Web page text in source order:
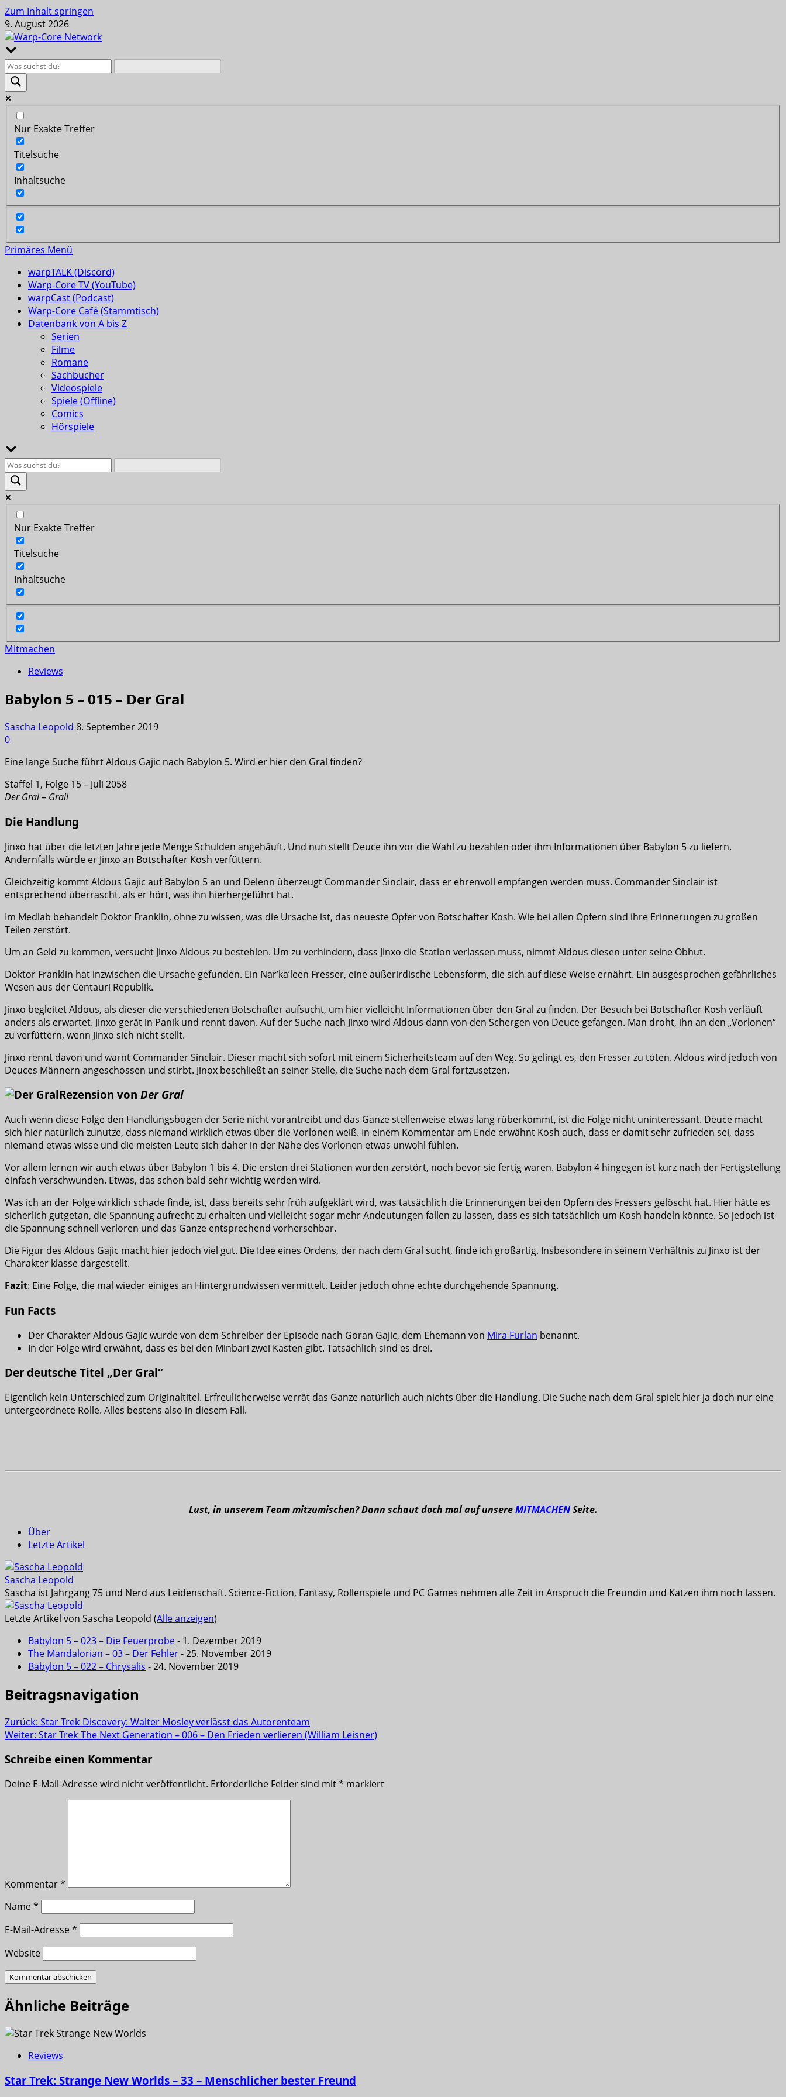
Zum Inhalt springen
9. August 2026
Nur Exakte Treffer
Titelsuche
Inhaltsuche
Primäres Menü
warpTALK (Discord)
Warp-Core TV (YouTube)
warpCast (Podcast)
Warp-Core Café (Stammtisch)
Datenbank von A bis Z
Serien
Filme
Romane
Sachbücher
Videospiele
Spiele (Offline)
Comics
Hörspiele
Nur Exakte Treffer
Titelsuche
Inhaltsuche
Mitmachen
Reviews
Babylon 5 – 015 – Der Gral
Sascha Leopold 8. September 2019
0
Eine lange Suche führt Aldous Gajic nach Babylon 5. Wird er hier den Gral finden?
Staffel 1, Folge 15 – Juli 2058
Der Gral – Grail
Die Handlung
Jinxo hat über die letzten Jahre jede Menge Schulden angehäuft. Und nun stellt Deuce ihn vor die Wahl zu bezahlen oder ihm Informationen über Babylon 5 zu liefern.
Andernfalls würde er Jinxo an Botschafter Kosh verfüttern.
Gleichzeitig kommt Aldous Gajic auf Babylon 5 an und Delenn überzeugt Commander Sinclair, dass er ehrenvoll empfangen werden muss. Commander Sinclair ist
entsprechend überrascht, als er hört, was ihn hierhergeführt hat.
Im Medlab behandelt Doktor Franklin, ohne zu wissen, was die Ursache ist, das neueste Opfer von Botschafter Kosh. Wie bei allen Opfern sind ihre Erinnerungen zu großen
Teilen zerstört.
Um an Geld zu kommen, versucht Jinxo Aldous zu bestehlen. Um zu verhindern, dass Jinxo die Station verlassen muss, nimmt Aldous diesen unter seine Obhut.
Doktor Franklin hat inzwischen die Ursache gefunden. Ein Nar’ka’leen Fresser, eine außerirdische Lebensform, die sich auf diese Weise ernährt. Ein ausgesprochen gefährliches
Wesen aus der Centauri Republik.
Jinxo begleitet Aldous, als dieser die verschiedenen Botschafter aufsucht, um hier vielleicht Informationen über den Gral zu finden. Der Besuch bei Botschafter Kosh verläuft
anders als erwartet. Jinxo gerät in Panik und rennt davon. Auf der Suche nach Jinxo wird Aldous dann von den Schergen von Deuce gefangen. Man droht, ihn an den „Vorlonen“
zu verfüttern, wenn Jinxo sich nicht stellt.
Jinxo rennt davon und warnt Commander Sinclair. Dieser macht sich sofort mit einem Sicherheitsteam auf den Weg. So gelingt es, den Fresser zu töten. Aldous wird jedoch von
Deuces Männern angeschossen und stirbt. Jinox beschließt an seiner Stelle, die Suche nach dem Gral fortzusetzen.
Rezension von Der Gral
Auch wenn diese Folge den Handlungsbogen der Serie nicht vorantreibt und das Ganze stellenweise etwas lang rüberkommt, ist die Folge nicht uninteressant. Deuce macht
sich hier natürlich zunutze, dass niemand wirklich etwas über die Vorlonen weiß. In einem Kommentar am Ende erwähnt Kosh auch, dass er damit sehr zufrieden sei, dass
niemand etwas wisse und die meisten Leute sich daher in der Nähe des Vorlonen etwas unwohl fühlen.
Vor allem lernen wir auch etwas über Babylon 1 bis 4. Die ersten drei Stationen wurden zerstört, noch bevor sie fertig waren. Babylon 4 hingegen ist kurz nach der Fertigstellung
einfach verschwunden. Etwas, das schon bald sehr wichtig werden wird.
Was ich an der Folge wirklich schade finde, ist, dass bereits sehr früh aufgeklärt wird, was tatsächlich die Erinnerungen bei den Opfern des Fressers gelöscht hat. Hier hätte es
sicherlich gutgetan, die Spannung aufrecht zu erhalten und vielleicht sogar mehr Andeutungen fallen zu lassen, dass es sich tatsächlich um Kosh handeln könnte. So jedoch ist
die Spannung schnell verloren und das Ganze entsprechend vorhersehbar.
Die Figur des Aldous Gajic macht hier jedoch viel gut. Die Idee eines Ordens, der nach dem Gral sucht, finde ich großartig. Insbesondere in seinem Verhältnis zu Jinxo ist der
Charakter klasse dargestellt.
Fazit: Eine Folge, die mal wieder einiges an Hintergrundwissen vermittelt. Leider jedoch ohne echte durchgehende Spannung.
Fun Facts
Der Charakter Aldous Gajic wurde von dem Schreiber der Episode nach Goran Gajic, dem Ehemann von Mira Furlan benannt.
In der Folge wird erwähnt, dass es bei den Minbari zwei Kasten gibt. Tatsächlich sind es drei.
Der deutsche Titel „Der Gral“
Eigentlich kein Unterschied zum Originaltitel. Erfreulicherweise verrät das Ganze natürlich auch nichts über die Handlung. Die Suche nach dem Gral spielt hier ja doch nur eine
untergeordnete Rolle. Alles bestens also in diesem Fall.
Lust, in unserem Team mitzumischen? Dann schaut doch mal auf unsereMITMACHENSeite.
Über
Letzte Artikel
Sascha Leopold
Sascha ist Jahrgang 75 und Nerd aus Leidenschaft. Science-Fiction, Fantasy, Rollenspiele und PC Games nehmen alle Zeit in Anspruch die Freundin und Katzen ihm noch lassen.
Letzte Artikel von Sascha Leopold (Alle anzeigen)
Babylon 5 – 023 – Die Feuerprobe- 1. Dezember 2019
The Mandalorian – 03 – Der Fehler- 25. November 2019
Babylon 5 – 022 – Chrysalis - 24. November 2019
Beitragsnavigation
Zurück: Star Trek Discovery: Walter Mosley verlässt das Autorenteam
Weiter: Star Trek The Next Generation – 006 – Den Frieden verlieren (William Leisner)
Schreibe einen Kommentar
Deine E-Mail-Adresse wird nicht veröffentlicht. Erforderliche Felder sind mit* markiert
Kommentar*
Name*
E-Mail-Adresse*
Website
Ähnliche Beiträge
Reviews
Star Trek: Strange New Worlds – 33 – Menschlicher bester Freund